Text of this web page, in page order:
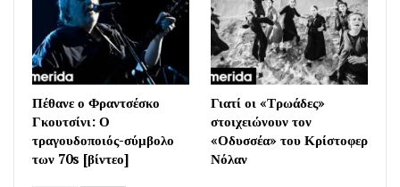
Πέθανε ο Φραντσέσκο
Γκουτσίνι: Ο
τραγουδοποιός-σύμβολο
των 70s [βίντεο]
Γιατί οι «Τρωάδες»
στοιχειώνουν τον
«Οδυσσέα» του Κρίστοφερ
Νόλαν